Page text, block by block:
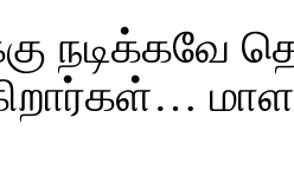
நடிக்கவே